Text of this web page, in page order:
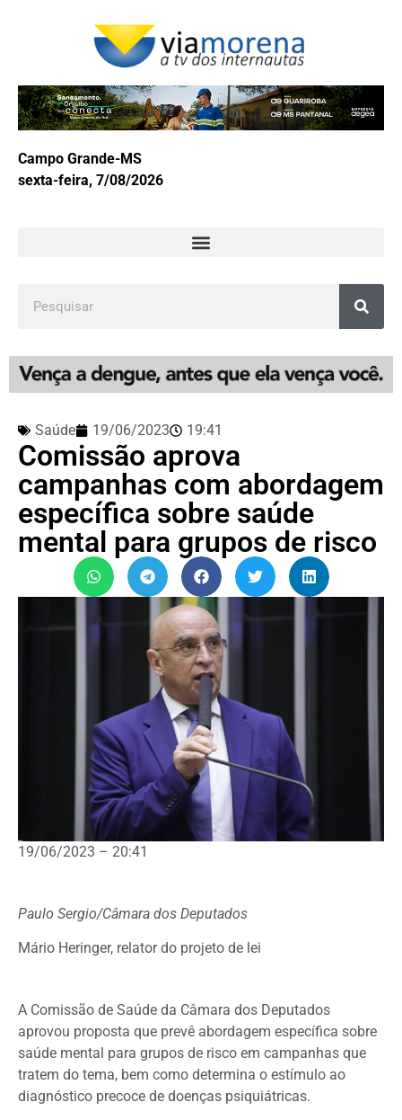
Campo Grande-MS
sexta-feira, 7/08/2026
Saúde 19/06/2023 19:41
Comissão aprova
campanhas com abordagem
específica sobre saúde
mental para grupos de risco
19/06/2023 – 20:41
Paulo Sergio/Câmara dos Deputados
Mário Heringer, relator do projeto de lei
A Comissão de Saúde da Câmara dos Deputados
aprovou proposta que prevê abordagem específica sobre
saúde mental para grupos de risco em campanhas que
tratem do tema, bem como determina o estímulo ao
diagnóstico precoce de doenças psiquiátricas.